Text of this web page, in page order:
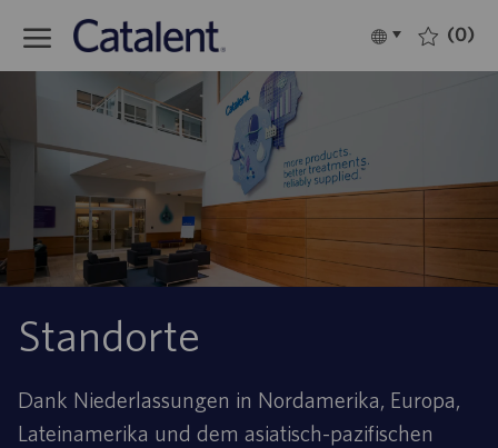
Language
selected
Deutsch (0)
Standorte
Dank Niederlassungen in Nordamerika, Europa,
Lateinamerika und dem asiatisch-pazifischen